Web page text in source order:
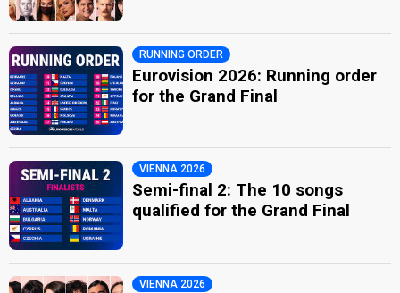
RUNNING ORDER
Eurovision 2026: Running order
for the Grand Final
VIENNA 2026
Semi-final 2: The 10 songs
qualified for the Grand Final
VIENNA 2026